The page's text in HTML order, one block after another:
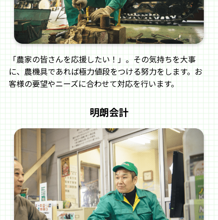
コンマ製作所 イガラシ機械工業
小川農機製作所 共栄社（バロネス）
寺田製作所 エムケー農機
ホクエツ
宝永工業 松井
ヤマハ（除雪機） 吉徳
「農家の皆さんを応援したい！」。その気持ちを大事
に、農機具であれば極力値段をつける努力をします。お
客様の要望やニーズに合わせて対応を行います。
明朗会計